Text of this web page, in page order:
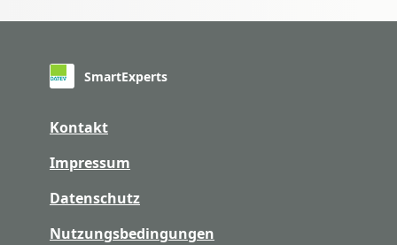
SmartExperts
Kontakt
Impressum
Datenschutz
Nutzungsbedingungen